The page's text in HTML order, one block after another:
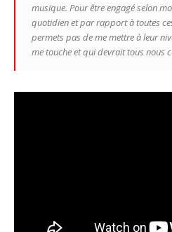
musique. Pour être engagé selon
quotidien et par rapport à toutes
permets pas de me mettre à leur
me touche et qui devrait tous nous